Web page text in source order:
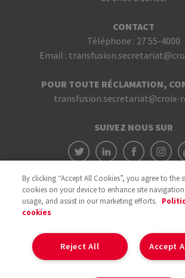
CONTACT
Téléphone : 27 55-4000
Email :
POUR TOUTE RÉCLAMATION,
transfusion.secretariat@croix-
SUIVEZ NOUS SUR
By clicking “Accept All Cookies”, you agree to the
cookies on your device to enhance site
usage, and assist in our marketing efforts.
cookies
Accept
Reject All